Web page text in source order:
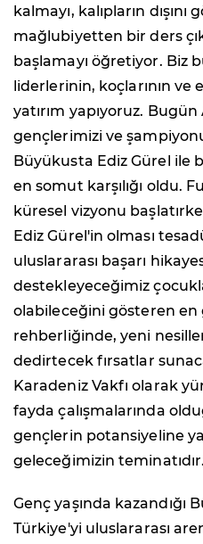
kalmayı, kalıpların
mağlubiyetten bir ders
başlamayı öğretiyor. Biz
liderlerinin, koçlarının
yatırım yapıyoruz.
gençlerimizi ve
Büyükusta Ediz Gürel ile
en somut karşılığı oldu.
küresel vizyonu
Ediz Gürel'in olması
uluslararası başarı
destekleyeceğimiz
olabileceğini gösteren en
rehberliğinde, yeni
dedirtecek fırsatlar
Karadeniz Vakfı olarak
fayda çalışmalarında
gençlerin potansiyeline
geleceğimizin
Genç yaşında kazandığı
Türkiye'yi uluslararası